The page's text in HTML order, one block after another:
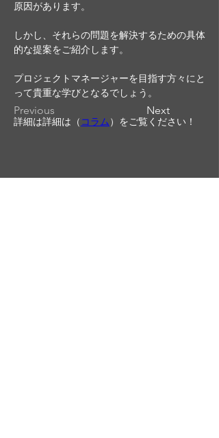
Previous Next
原因があります。
しかし、それらの問題を解決するための具体
的な提案をご紹介します。
プロジェクトマネージャーを目指す方々にと
って貴重な学びとなるでしょう。
詳細は詳細は（ コラム ）をご覧ください！